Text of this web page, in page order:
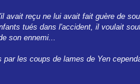
avait reçu ne lui avait fait guère de
tués dans l'accident, il voulait
son ennemi...
les coups de lames de Yen